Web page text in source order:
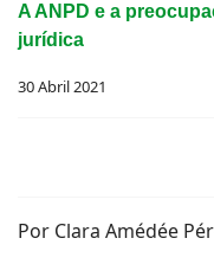
A ANPD e a
jurídica
30 Abril 2021
Por Clara Amédée